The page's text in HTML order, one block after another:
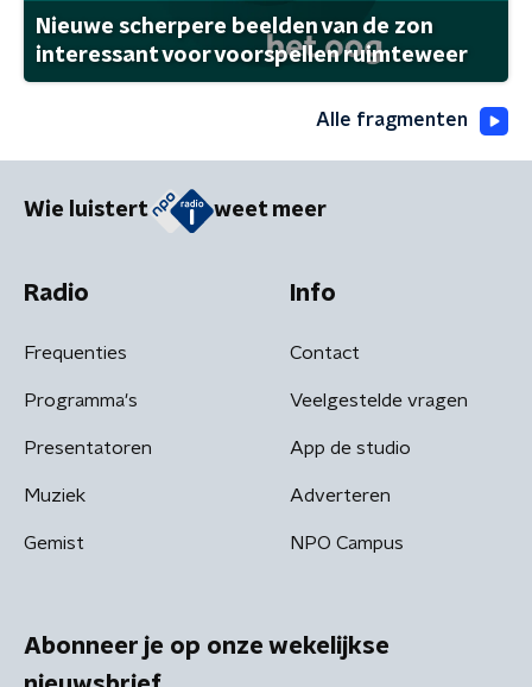
Nieuwe scherpere beelden van de zon
interessant voor voorspellen ruimteweer
Alle fragmenten
Wie luistert weet meer
Radio
Frequenties
Programma's
Presentatoren
Muziek
Gemist
Info
Contact
Veelgestelde vragen
App de studio
Adverteren
NPO Campus
Abonneer je op onze wekelijkse